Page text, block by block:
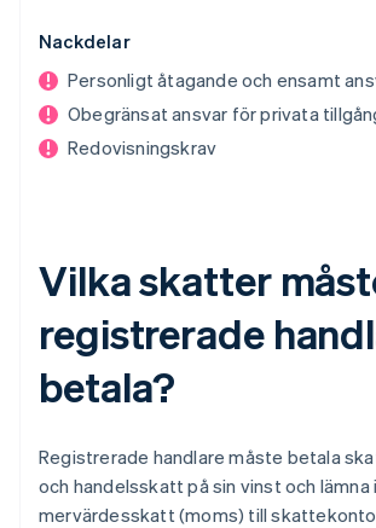
Nackdelar
Personligt åtagande och ensamt
Obegränsat ansvar för privata
Redovisningskrav
Vilka skatter
registrerade
betala?
Registrerade handlare måste betala
och handelsskatt på sin vinst och lämna
mervärdesskatt (moms) till